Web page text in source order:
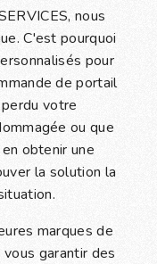
nous
C'est pourquoi
pour
de portail
votre
ou que
obtenir une
la solution la
marques de
garantir des